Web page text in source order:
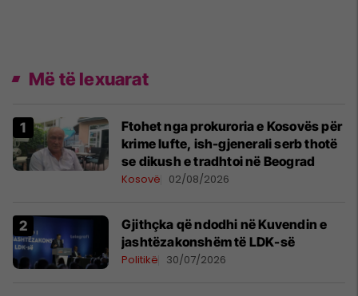
Më të lexuarat
Ftohet nga prokuroria e Kosovës për
krime lufte, ish-gjenerali serb thotë
se dikush e tradhtoi në Beograd
Kosovë 02/08/2026
Gjithçka që ndodhi në Kuvendin e
jashtëzakonshëm të LDK-së
Politikë 30/07/2026